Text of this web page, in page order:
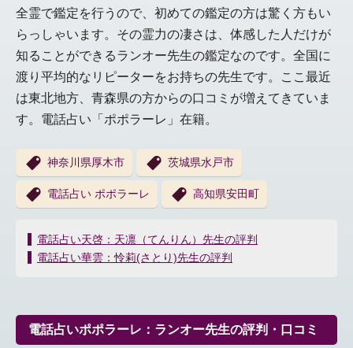
全霊で鑑定を行うので、初めての鑑定の方は驚く方もい
らっしゃいます。その霊力の凄さは、体感した人だけが
知ることができるランオー先生の鑑定なのです。全国に
渡り平均的なリピーターをお持ちの先生です。ここ最近
は東北地方、青森県の方からの口コミが増えてきていま
す。電話占い「ポポラーレ」在籍。
神奈川県厚木市 茨城県水戸市
電話占い ポポラーレ 高知県安田町
投
稿
ー
シ
電話占い天啓：天凛（てんりん）先生の評判
電話占い華雲：怜莉(さとり)先生の評判
電話占いポポラーレ：ランオー先生の評判・口コミ